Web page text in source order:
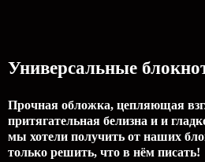
Универсальные
Прочная обложка, цепляющая
притягательная белизна и и
мы хотели получить от наших
только решить, что в нём писать!